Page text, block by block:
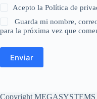
Acepto laPolítica de
Guarda mi nombre,
para la próxima vez que
Enviar
Copyright